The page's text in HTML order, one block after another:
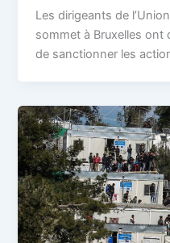
Les dirigeants de
sommet à Bruxelles ont
de sanctionner les